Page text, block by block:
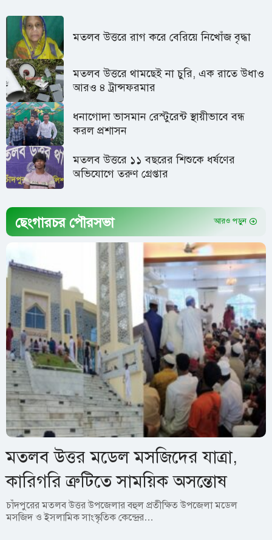
মতলব উত্তরে রাগ করে বেরিয়ে নিখোঁজ বৃদ্ধা
মতলব উত্তরে থামছেই না চুরি, এক রাতে উধাও
আরও ৪ ট্রান্সফরমার
ধনাগোদা ভাসমান রেস্টুরেন্ট স্থায়ীভাবে বন্ধ
করল প্রশাসন
মতলব উত্তরে ১১ বছরের শিশুকে ধর্ষণের
অভিযোগে তরুণ গ্রেপ্তার
ছেংগারচর পৌরসভা আরও পড়ুন
মতলব উত্তর মডেল মসজিদের যাত্রা,
কারিগরি ত্রুটিতে সাময়িক অসন্তোষ
চাঁদপুরের মতলব উত্তর উপজেলার বহুল প্রতীক্ষিত উপজেলা মডেল
মসজিদ ও ইসলামিক সাংস্কৃতিক কেন্দ্রের…